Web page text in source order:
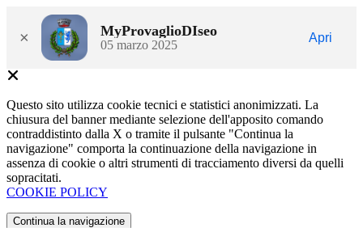
× MyProvaglioDIseo
05 marzo 2025
Apri
Questo sito utilizza cookie tecnici e statistici anonimizzati. La
chiusura del banner mediante selezione dell'apposito comando
contraddistinto dalla X o tramite il pulsante "Continua la
navigazione" comporta la continuazione della navigazione in
assenza di cookie o altri strumenti di tracciamento diversi da quelli
sopracitati.
COOKIE POLICY
Continua la navigazione